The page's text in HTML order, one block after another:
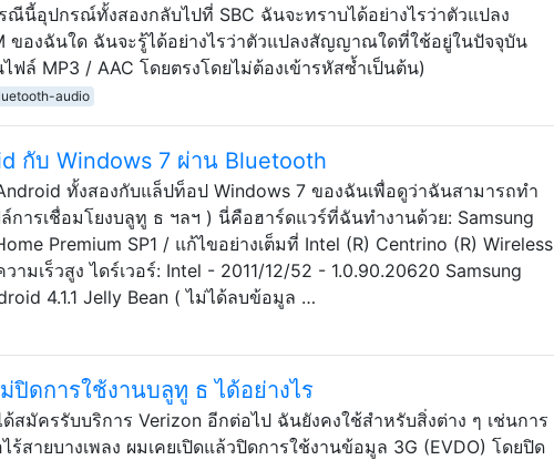
นี้อุปกรณ์ทั้งสองกลับไปที่ SBC ฉันจะทราบได้อย่างไรว่าตัวแปลง
องฉันใด ฉันจะรู้ได้อย่างไรว่าตัวแปลงสัญญาณใดที่ใช้อยู่ในปัจจุบัน
ล์ MP3 / AAC โดยตรงโดยไม่ต้องเข้ารหัสซ้ำเป็นต้น)
audio
กับ Windows 7 ผ่าน Bluetooth
ทั้งสองกับแล็ปท็อป Windows 7 ของฉันเพื่อดูว่าฉันสามารถทำ
การเชื่อมโยงบลูทู ธ ฯลฯ ) นี่คือฮาร์ดแวร์ที่ฉันทำงานด้วย: Samsung
Premium SP1 / แก้ไขอย่างเต็มที่ Intel (R) Centrino (R) Wireless
ามเร็วสูง ไดร์เวอร์: Intel - 2011/12/52 - 1.0.90.20620 Samsung
4.1.1 Jelly Bean ( ไม่ได้ลบข้อมูล …
ปิดการใช้งานบลูทู ธ ได้อย่างไร
สมัครรับบริการ Verizon อีกต่อไป ฉันยังคงใช้สำหรับสิ่งต่าง ๆ เช่นการ
ร้สายบางเพลง ผมเคยเปิดแล้วปิดการใช้งานข้อมูล 3G (EVDO) โดยปิด